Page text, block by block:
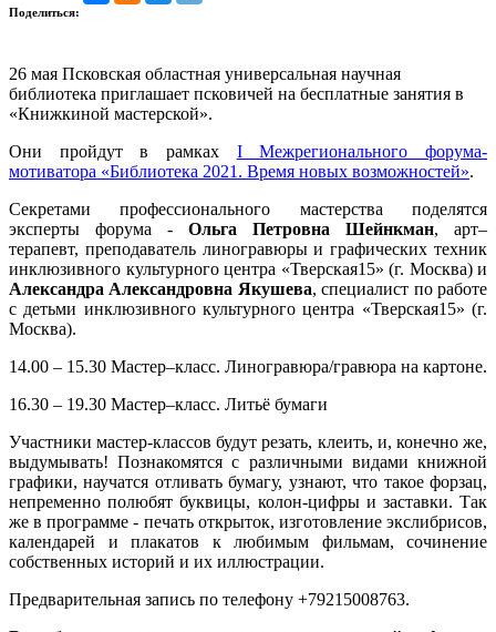
Поделиться:
26 мая Псковская областная универсальная научная
библиотека приглашает псковичей на бесплатные занятия в
«Книжкиной мастерской».
Они пройдут в рамках I Межрегионального форума-
мотиватора «Библиотека 2021. Время новых возможностей».
Секретами профессионального мастерства поделятся
эксперты форума - Ольга Петровна Шейнкман, арт–
терапевт, преподаватель линогравюры и графических техник
инклюзивного культурного центра «Тверская15» (г. Москва) и
Александра Александровна Якушева, специалист по работе
с детьми инклюзивного культурного центра «Тверская15» (г.
Москва).
14.00 – 15.30 Мастер–класс. Линогравюра/гравюра на картоне.
16.30 – 19.30 Мастер–класс. Литьё бумаги
Участники мастер-классов будут резать, клеить, и, конечно же,
выдумывать! Познакомятся с различными видами книжной
графики, научатся отливать бумагу, узнают, что такое форзац,
непременно полюбят буквицы, колон-цифры и заставки. Так
же в программе - печать открыток, изготовление экслибрисов,
календарей и плакатов к любимым фильмам, сочинение
собственных историй и их иллюстрации.
Предварительная запись по телефону +79215008763.